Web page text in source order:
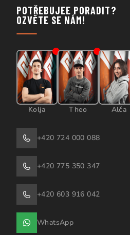
POTŘEBUJEE PORADIT?
OZVĚTE SE NÁM!
Kolja Theo Alča
+420 724 000 088
+420 775 350 347
+420 603 916 042
WhatsApp